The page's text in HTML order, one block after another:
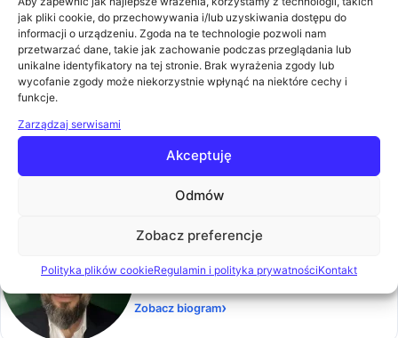
jak pliki cookie, do przechowywania i/lub uzyskiwania dostępu do
informacji o urządzeniu. Zgoda na te technologie pozwoli nam
przetwarzać dane, takie jak zachowanie podczas przeglądania lub
unikalne identyfikatory na tej stronie. Brak wyrażenia zgody lub
wycofanie zgody może niekorzystnie wpłynąć na niektóre cechy i
funkcje.
Zarządzaj serwisami
Akceptuję
Odmów
Zobacz preferencje
Polityka plików cookieRegulamin i polityka prywatnościKontakt
Rhenus Automation
Zobacz biogram
Dyrektor sprzedaży w Efecte
Zobacz biogram
Grzegorz Zdzieborski
Senior Consultant w Rhenus Digital
Zobacz biogram